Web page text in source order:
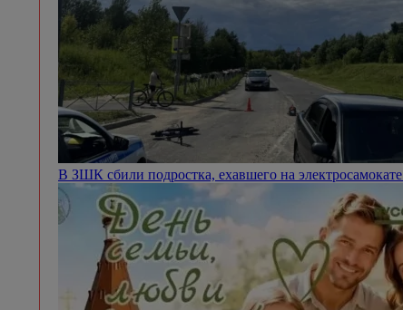
В ЗШК сбили подростка, ехавшего на электросамокате